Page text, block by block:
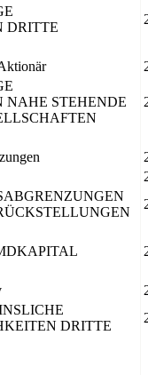
DRITTE
STEHENDE
DRITTE